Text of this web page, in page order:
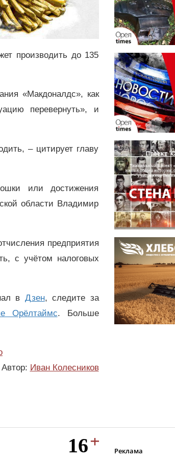
производить до 135
«Макдоналдс», как
перевернуть», и
– цитирует главу
или достижения
области Владимир
предприятия
с учётом налоговых
в Дзен, следите за
Орёлтаймс. Больше
Автор: Иван Колесников
Реклама